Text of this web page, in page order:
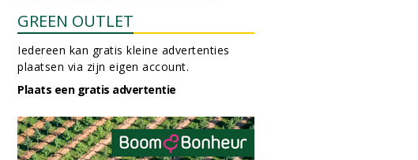
GREEN OUTLET
Iedereen kan gratis kleine advertenties
plaatsen via zijn eigen account.
Plaats een gratis advertentie